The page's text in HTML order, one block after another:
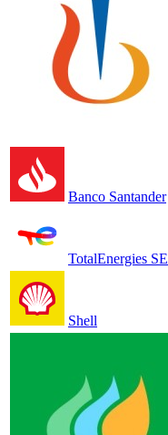
Banco Santander
TotalEnergies SE
Shell